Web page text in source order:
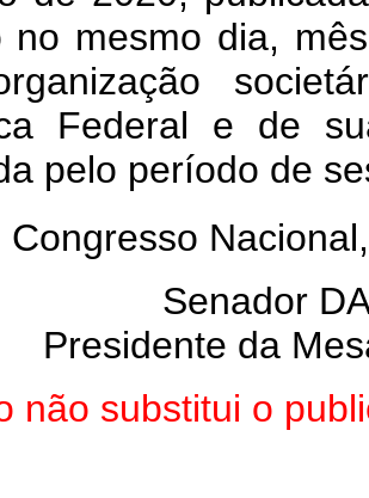
no mesmo dia,
Federal e de
pelo período de
Congresso
Senador
Presidente da
não substitui o